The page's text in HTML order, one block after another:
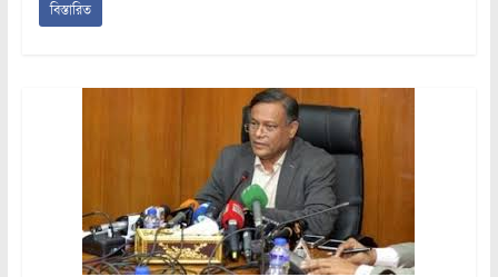
বিস্তারিত